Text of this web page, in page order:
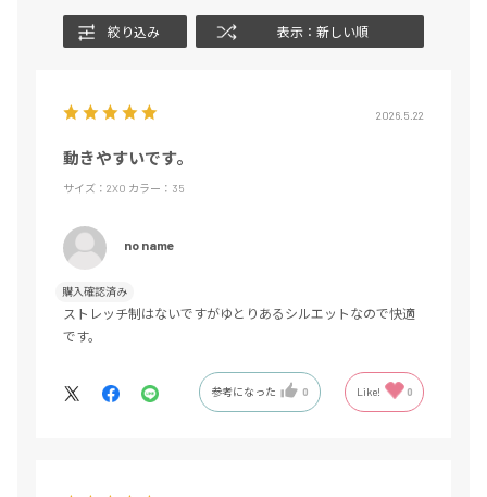
絞り込み 表示：新しい順
2026.5.22
動きやすいです。
サイズ：2XO カラー：35
no name
購入確認済み
ストレッチ制はないですがゆとりあるシルエットなので快適
です。
参考になった 0 Like! 0